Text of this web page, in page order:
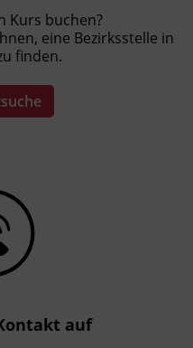
Kurs buchen?
eine Bezirksstelle in
finden.
auf